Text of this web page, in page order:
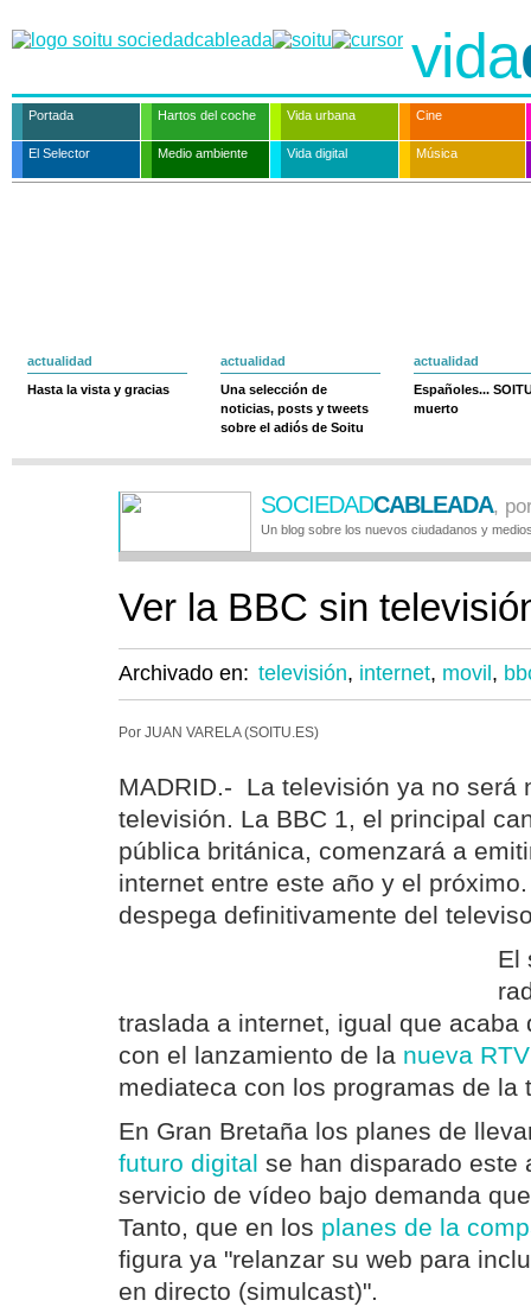
vida
Portada Hartos del coche Vida urbana Cine
El Selector Medio ambiente Vida digital Música
actualidad
Hasta la vista y gracias
actualidad
Una selección de
noticias, posts y tweets
sobre el adiós de Soitu
actualidad
Españoles...
muerto
SOCIEDADCABLEADA,
Un blog sobre los nuevos ciudadanos y
Ver la BBC sin
Archivado en: televisión, internet, movil ,
Por JUAN VARELA (SOITU.ES)
MADRID.- La televisión ya no será
televisión. La BBC 1, el principal
pública británica, comenzará a
internet entre este año y el
despega definitivamente del
El
traslada a internet, igual que acaba
con el lanzamiento de la nueva
mediateca con los programas de la
En Gran Bretaña los planes de
futuro digital se han disparado este
servicio de vídeo bajo demanda
Tanto, que en los planes de la
figura ya "relanzar su web para
en directo (simulcast)".